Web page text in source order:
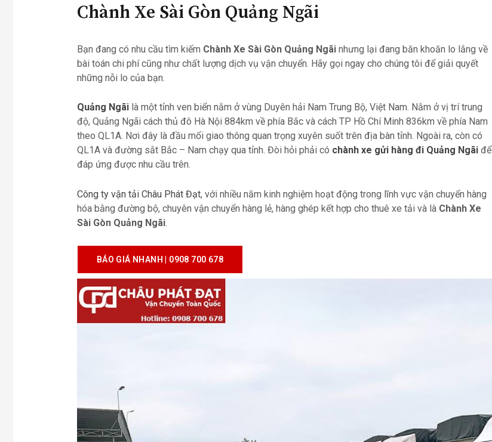
Chành Xe Sài Gòn Quảng Ngãi
Bạn đang có nhu cầu tìm kiếm Chành Xe Sài Gòn Quảng Ngãinhưng lại đang băn khoăn lo lắng về
bài toán chi phí cũng như chất lượng dịch vụ vận chuyển. Hãy gọi ngay cho chúng tôi để giải quyết
những nỗi lo của bạn.
Quảng Ngãilà một tỉnh ven biển nằm ở vùng Duyên hải Nam Trung Bộ, Việt Nam. Nằm ở vị trí trung
độ, Quảng Ngãi cách thủ đô Hà Nội 884km về phía Bắc và cách TP Hồ Chí Minh 836km về phía Nam
theo QL1A. Nơi đây là đầu mối giao thông quan trọng xuyên suốt trên địa bàn tỉnh. Ngoài ra, còn có
QL1A và đường sắt Bắc – Nam chạy qua tỉnh. Đòi hỏi phải có chành xe gửi hàng đi Quảng Ngãiđể
đáp ứng được nhu cầu trên.
Công ty vận tải Châu Phát Đạt, với nhiều năm kinh nghiệm hoạt động trong lĩnh vực vận chuyển hàng
hóa bằng đường bộ, chuyên vận chuyển hàng lẻ, hàng ghép kết hợp cho thuê xe tải và làChành Xe
Sài Gòn Quảng Ngãi.
BÁO GIÁ NHANH | 0908 700 678